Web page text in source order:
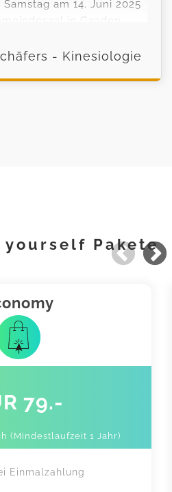
am 14. Juni 2025
in Gaaden
29 Dauer: ca. 3
- Kinesiologie
yourself Pakete
79.-
(Mindestlaufzeit 1 Jahr)
Einmalzahlung